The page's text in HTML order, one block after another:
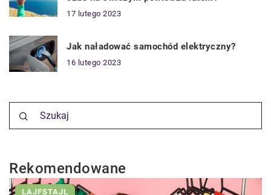
17 lutego 2023
Jak naładować samochód elektryczny?
16 lutego 2023
Rekomendowane
LAJFSTAJL